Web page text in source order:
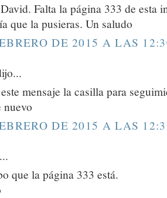
Falta la página 333 de esta
que la pusieras. Un saludo
DE 2015 A LAS
mensaje la casilla para
nuevo
DE 2015 A LAS
que la página 333 está.